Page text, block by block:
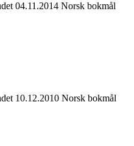
04.11.2014 Norsk bokmål
10.12.2010 Norsk bokmål